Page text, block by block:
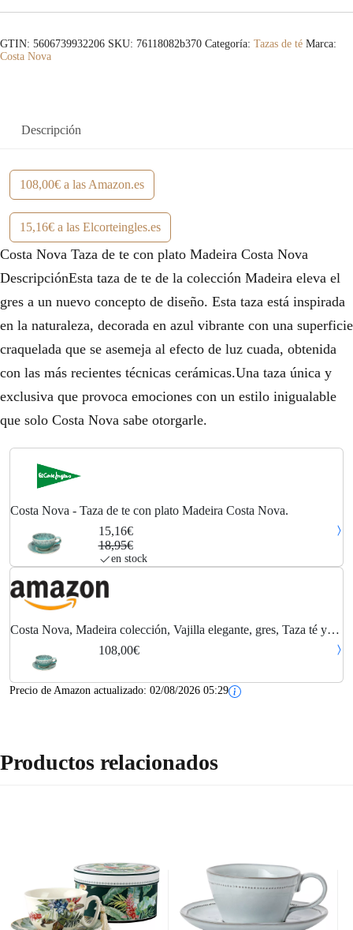
l
r
a
:
1
8
,
9
5
€
.
1
5
,
1
6
€
GTIN: 5606739932206 SKU: 76118082b370 Categoría: Tazas de té Marca:
Costa Nova
Descripción
108,00€ a las Amazon.es
15,16€ a las Elcorteingles.es
Costa Nova Taza de te con plato Madeira Costa Nova
DescripciónEsta taza de te de la colección Madeira eleva el
gres a un nuevo concepto de diseño. Esta taza está inspirada
en la naturaleza, decorada en azul vibrante con una superficie
craquelada que se asemeja al efecto de luz cuada, obtenida
con las más recientes técnicas cerámicas.Una taza única y
exclusiva que provoca emociones con un estilo inigualable
que solo Costa Nova sabe otorgarle.
Costa Nova - Taza de te con plato Madeira Costa Nova.
15,16€
18,95€
en stock
Costa Nova, Madeira colección, Vajilla elegante, gres, Taza té y
platillo, azul, 0.25 L, 6 piezas
108,00€
Precio de Amazon actualizado: 02/08/2026 05:29
Productos relacionados